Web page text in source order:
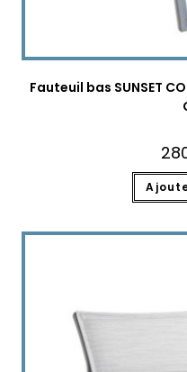
Fauteuil bas SUNSET